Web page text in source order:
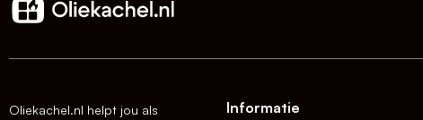
Oliekachel.nl helpt jou als
Informatie